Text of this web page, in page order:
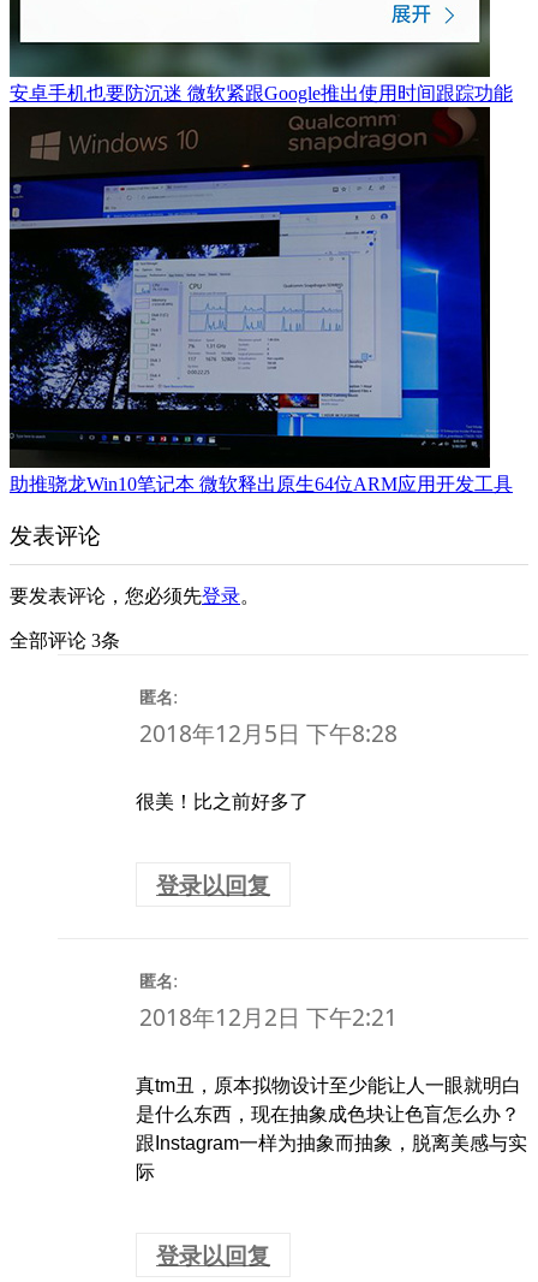
安卓手机也要防沉迷 微软紧跟Google推出使用时间跟踪功能
助推骁龙Win10笔记本 微软释出原生64位ARM应用开发工具
发表评论
要发表评论，您必须先登录。
全部评论 3条
匿名:
2018年12月5日 下午8:28
很美！比之前好多了
登录以回复
匿名:
2018年12月2日 下午2:21
真tm丑，原本拟物设计至少能让人一眼就明白
是什么东西，现在抽象成色块让色盲怎么办？
跟Instagram一样为抽象而抽象，脱离美感与实
际
登录以回复